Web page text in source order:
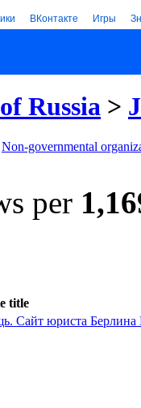
ВКонтакте Игры
Russia >
Non-governmental
per
title
Сайт юриста